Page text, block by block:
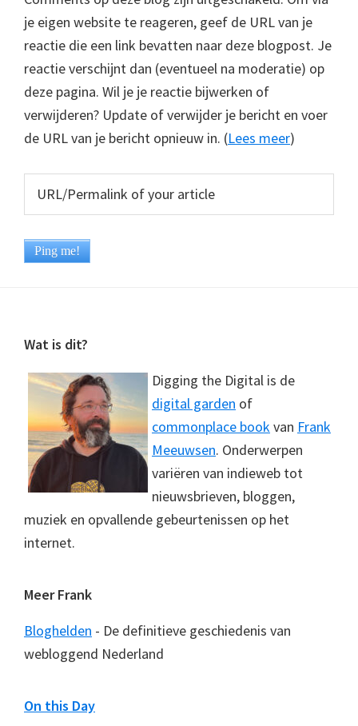
je eigen website te reageren, geef de URL van je
reactie die een link bevatten naar deze blogpost. Je
reactie verschijnt dan (eventueel na moderatie) op
deze pagina. Wil je je reactie bijwerken of
verwijderen? Update of verwijder je bericht en voer
de URL van je bericht opnieuw in. (Lees meer)
Footer
Wat is dit?
Digging the Digital is de
digital garden of
commonplace bookvan Frank
Meeuwsen. Onderwerpen
variëren van indieweb tot
nieuwsbrieven, bloggen,
muziek en opvallende gebeurtenissen op het
internet.
Meer Frank
Bloghelden - De definitieve geschiedenis van
webloggend Nederland
On this Day